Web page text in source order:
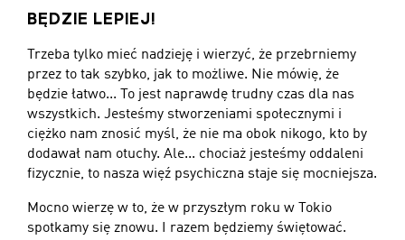
BĘDZIE LEPIEJ!
Trzeba tylko mieć nadzieję i wierzyć, że przebrniemy
przez to tak szybko, jak to możliwe. Nie mówię, że
będzie łatwo... To jest naprawdę trudny czas dla nas
wszystkich. Jesteśmy stworzeniami społecznymi i
ciężko nam znosić myśl, że nie ma obok nikogo, kto by
dodawał nam otuchy. Ale... chociaż jesteśmy oddaleni
fizycznie, to nasza więź psychiczna staje się mocniejsza.
Mocno wierzę w to, że w przyszłym roku w Tokio
spotkamy się znowu. I razem będziemy świętować.